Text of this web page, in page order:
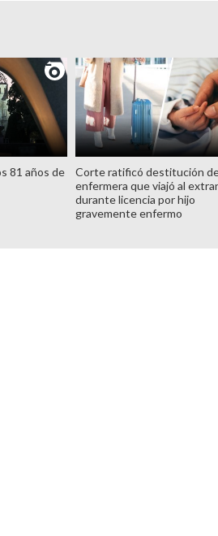
81 años de
Corte ratificó destitución
enfermera que viajó al
durante licencia por hijo
gravemente enfermo